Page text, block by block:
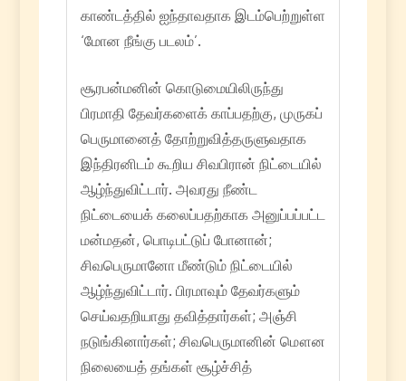
காண்டத்தில் ஐந்தாவதாக இடம்பெற்றுள்ள
‘மோன நீங்கு படலம்’.
சூரபன்மனின் கொடுமையிலிருந்து
பிரமாதி தேவர்களைக் காப்பதற்கு, முருகப்
பெருமானைத் தோற்றுவித்தருளுவதாக
இந்திரனிடம் கூறிய சிவபிரான் நிட்டையில்
ஆழ்ந்துவிட்டார். அவரது நீண்ட
நிட்டையைக் கலைப்பதற்காக அனுப்பப்பட்ட
மன்மதன், பொடிபட்டுப் போனான்;
சிவபெருமானோ மீண்டும் நிட்டையில்
ஆழ்ந்துவிட்டார். பிரமாவும் தேவர்களும்
செய்வதறியாது தவித்தார்கள்; அஞ்சி
நடுங்கினார்கள்; சிவபெருமானின் மௌன
நிலையைத் தங்கள் சூழ்ச்சித்